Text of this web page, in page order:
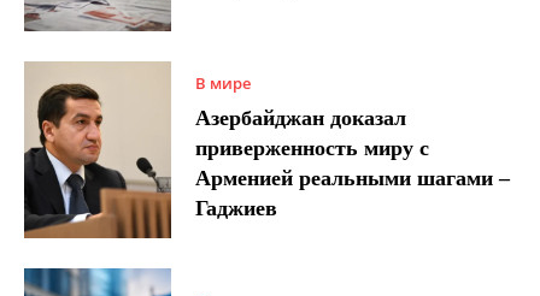
В мире
Азербайджан доказал
приверженность миру с
Арменией реальными шагами –
Гаджиев